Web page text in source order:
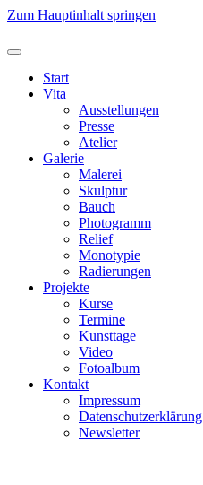
Zum Hauptinhalt springen
Start
Vita
Ausstellungen
Presse
Atelier
Galerie
Malerei
Skulptur
Bauch
Photogramm
Relief
Monotypie
Radierungen
Projekte
Kurse
Termine
Kunsttage
Video
Fotoalbum
Kontakt
Impressum
Datenschutzerklärung
Newsletter